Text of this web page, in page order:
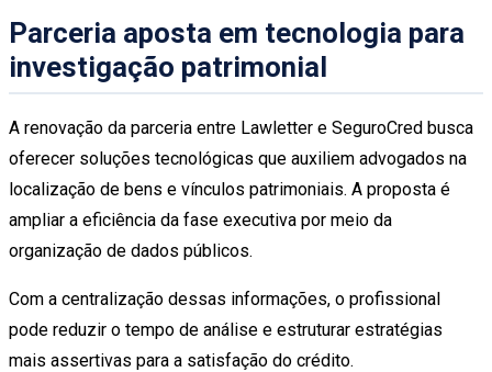
Parceria aposta em tecnologia para
investigação patrimonial
A renovação da parceria entre Lawletter e SeguroCred busca
oferecer soluções tecnológicas que auxiliem advogados na
localização de bens e vínculos patrimoniais. A proposta é
ampliar a eficiência da fase executiva por meio da
organização de dados públicos.
Com a centralização dessas informações, o profissional
pode reduzir o tempo de análise e estruturar estratégias
mais assertivas para a satisfação do crédito.